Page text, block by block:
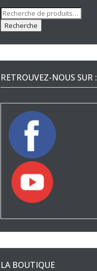
Recherche
pour :
Recherche
RETROUVEZ-NOUS SUR :
LA BOUTIQUE